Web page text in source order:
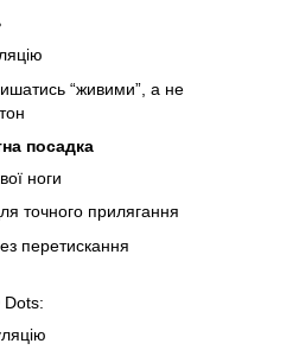
“живими”, а не
посадка
ноги
точного прилягання
перетискання
Dots: